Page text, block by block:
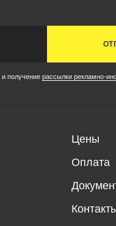
и получение рассылки рекламно-
Цены
Оплата